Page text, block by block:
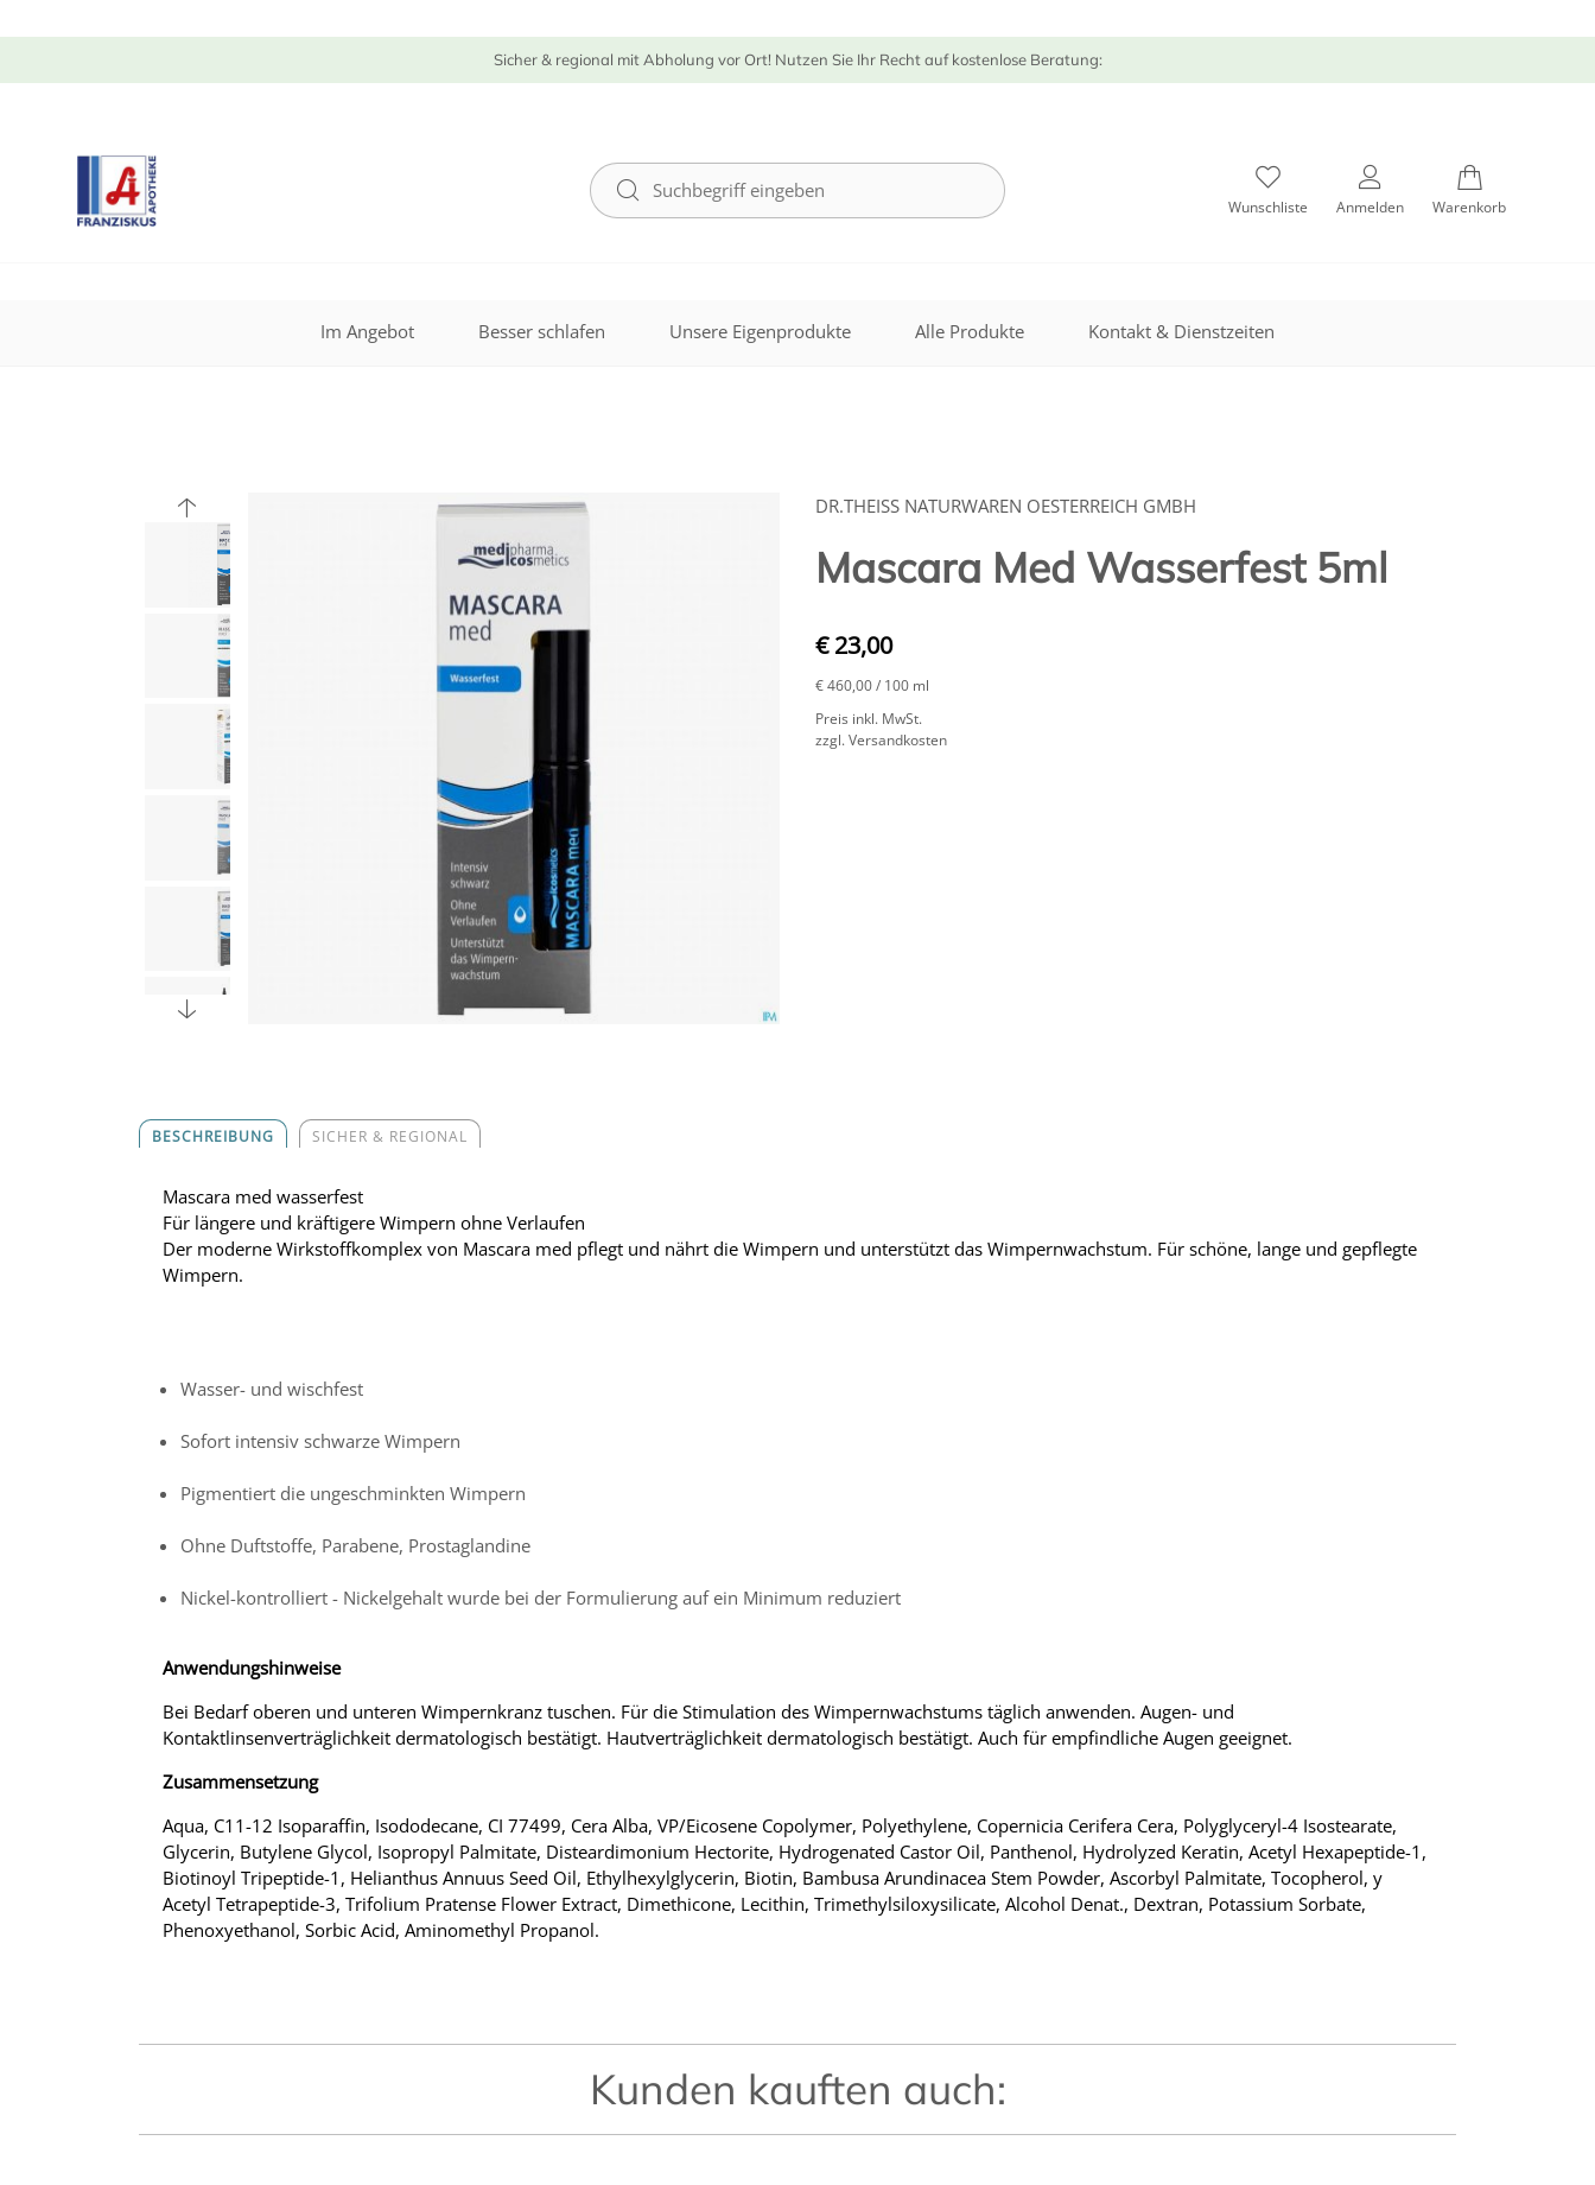
Sicher & regional mit Abholung vor Ort! Nutzen Sie Ihr Recht auf kostenlose Beratung:
Wunschliste Anmelden Warenkorb
Im Angebot Besser schlafen Unsere Eigenprodukte Alle Produkte Kontakt & Dienstzeiten
DR.THEISS NATURWAREN OESTERREICH GMBH
Mascara Med Wasserfest 5ml
€ 23,00
€ 460,00/ 100 ml
Preis inkl. MwSt.
zzgl. Versandkosten
BESCHREIBUNG SICHER & REGIONAL
Mascara med wasserfest
Für längere und kräftigere Wimpern ohne Verlaufen
Der moderne Wirkstoffkomplex von Mascara med pflegt und nährt die Wimpern und unterstützt das Wimpernwachstum. Für schöne, lange und gepflegte
Wimpern.
Wasser- und wischfest
Sofort intensiv schwarze Wimpern
Pigmentiert die ungeschminkten Wimpern
Ohne Duftstoffe, Parabene, Prostaglandine
Nickel-kontrolliert - Nickelgehalt wurde bei der Formulierung auf ein Minimum reduziert
Anwendungshinweise
Bei Bedarf oberen und unteren Wimpernkranz tuschen. Für die Stimulation des Wimpernwachstums täglich anwenden. Augen- und
Kontaktlinsenverträglichkeit dermatologisch bestätigt. Hautverträglichkeit dermatologisch bestätigt. Auch für empfindliche Augen geeignet.
Zusammensetzung
Aqua, C11-12 Isoparaffin, Isododecane, CI 77499, Cera Alba, VP/Eicosene Copolymer, Polyethylene, Copernicia Cerifera Cera, Polyglyceryl-4 Isostearate,
Glycerin, Butylene Glycol, Isopropyl Palmitate, Disteardimonium Hectorite, Hydrogenated Castor Oil, Panthenol, Hydrolyzed Keratin, Acetyl Hexapeptide-1,
Biotinoyl Tripeptide-1, Helianthus Annuus Seed Oil, Ethylhexylglycerin, Biotin, Bambusa Arundinacea Stem Powder, Ascorbyl Palmitate, Tocopherol, y
Acetyl Tetrapeptide-3, Trifolium Pratense Flower Extract, Dimethicone, Lecithin, Trimethylsiloxysilicate, Alcohol Denat., Dextran, Potassium Sorbate,
Phenoxyethanol, Sorbic Acid, Aminomethyl Propanol.
Kunden kauften auch: